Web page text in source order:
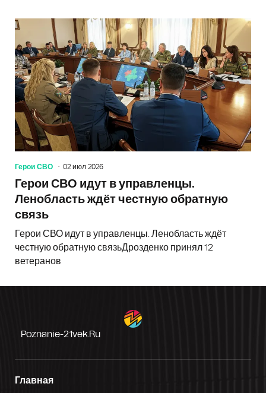
Герои СВО 02 июл 2026
Герои СВО идут в управленцы.
Ленобласть ждёт честную обратную
связь
Герои СВО идут в управленцы. Ленобласть ждёт
честную обратную связьДрозденко принял 12
ветеранов
Poznanie-21vek.ru
Главная